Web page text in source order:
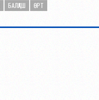
БАЛҚАШ ӨРТ